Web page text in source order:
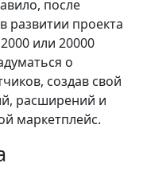
после
развитии проекта
или 20000
о
создав свой
расширений и
маркетплейс.